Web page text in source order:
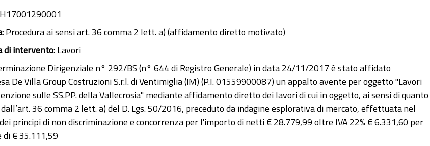
Procedura ai sensi art. 36 comma 2 lett. a) (affidamento diretto motivato)
di intervento:Lavori
Dirigenziale n° 292/BS (n° 644 di Registro Generale) in data 24/11/2017 è stato affidato
De Villa Group Costruzioni S.r.l. di Ventimiglia (IM) (P.I. 01559900087) un appalto avente per oggetto "Lavori
sulle SS.PP. della Vallecrosia" mediante affidamento diretto dei lavori di cui in oggetto, ai sensi di quanto
36 comma 2 lett. a) del D. Lgs. 50/2016, preceduto da indagine esplorativa di mercato, effettuata nel
principi di non discriminazione e concorrenza per l'importo di netti € 28.779,99 oltre IVA 22% € 6.331,60 per
€ 35.111,59